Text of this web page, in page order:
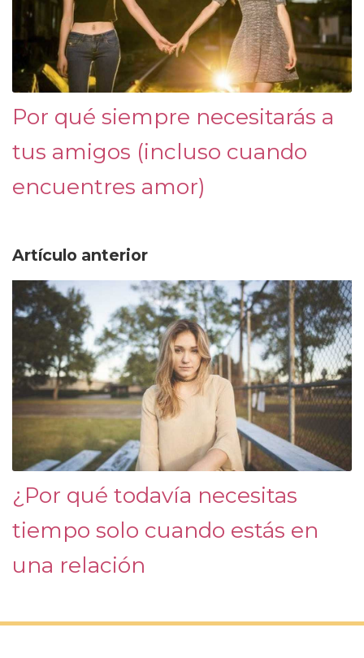
Por qué siempre necesitarás a
tus amigos (incluso cuando
encuentres amor)
Artículo anterior
¿Por qué todavía necesitas
tiempo solo cuando estás en
una relación